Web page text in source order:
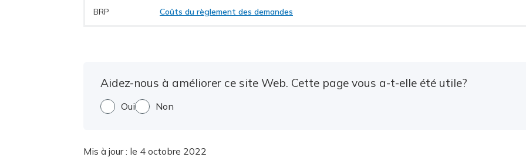
BRP Coûts du règlement des demandes
Aidez-nous à améliorer ce site Web. Cette page vous a-t-elle été utile?
Oui Non
Mis à jour : le 4 octobre 2022